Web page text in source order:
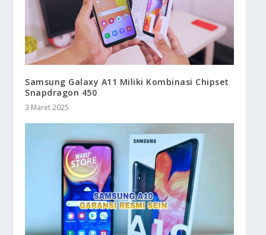
Samsung Galaxy A11 Miliki Kombinasi Chipset
Snapdragon 450
3 Maret 2025